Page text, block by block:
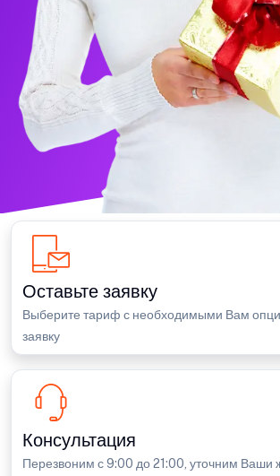
Оставьте заявку
Выберите тариф с необходимыми Вам
заявку
Консультация
Перезвоним с 9:00 до 21:00, уточним Ваши